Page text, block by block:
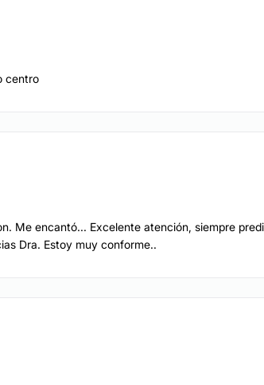
centro
Me encantó... Excelente atención, siempre
Dra. Estoy muy conforme..